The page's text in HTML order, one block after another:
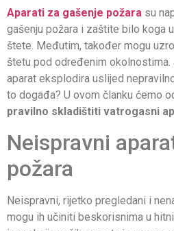
Aparati za gašenje požara su
gašenju požara i zaštite bilo koga
štete. Međutim, također mogu
štetu pod određenim okolnostima.
aparat eksplodira uslijed
to događa? U ovom članku ćemo
pravilno skladištiti vatrogasni
Neispravni
požara
Neispravni, rijetko pregledani i
mogu ih učiniti beskorisnima u